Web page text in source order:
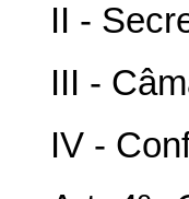
II -
III -
IV -